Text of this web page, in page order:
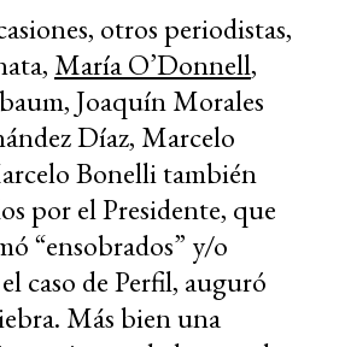
otros periodistas,
María O’Donnell,
Joaquín Morales
Díaz, Marcelo
Bonelli también
por el Presidente, que
“ensobrados” y/o
caso de Perfil, auguró
Más bien una